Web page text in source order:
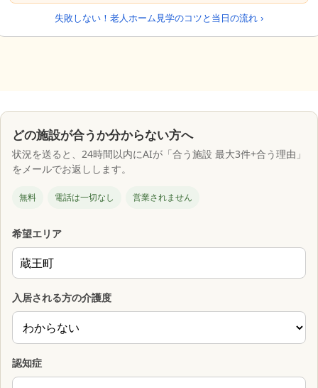
失敗しない！老人ホーム見学のコツと当日の流れ ›
どの施設が合うか分からない方へ
状況を送ると、24時間以内にAIが「合う施設 最大3件+合う理由」
をメールでお返しします。
無料 電話は一切なし 営業されません
希望エリア
入居される方の介護度
認知症